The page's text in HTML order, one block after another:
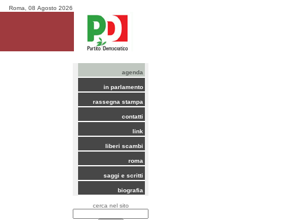
Roma, 08 Agosto 2026
agenda
in parlamento
rassegna stampa
contatti
link
liberi scambi
roma
saggi e scritti
biografia
cerca nel sito